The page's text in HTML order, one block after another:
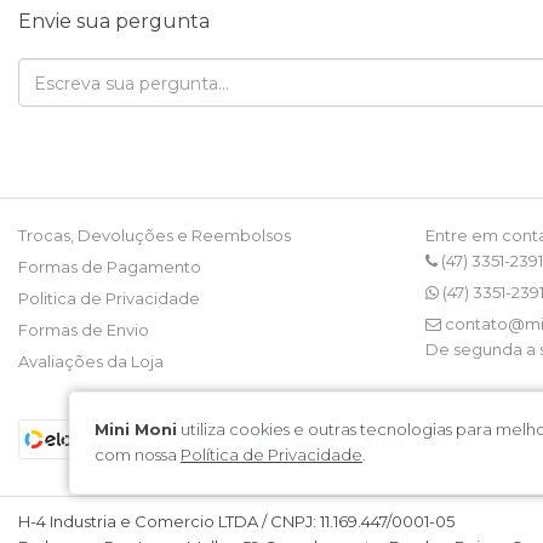
Mini Moni utiliza cookies e outras tecnologias para
com nossa Política de Privacidade
Envie sua pergunta
Trocas, Devoluções e Reembolsos
Formas de Pagamento
Politica de Privacidade
Formas de Envio
Avaliações da Loja
Entre em
(47) 3351-2391
(47) 3351-2391
De segunda a
H-4 Industria e Comercio LTDA / CNPJ: 11.169.447/0001-05